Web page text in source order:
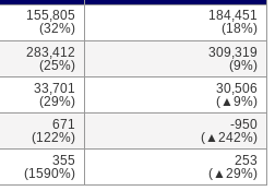
155,805
(32%)
184,451
(18%)
283,412
(25%)
309,319
(9%)
33,701
(29%)
30,506
(▲9%)
671
(122%)
-950
(▲242%)
355
(1590%)
253
(▲29%)